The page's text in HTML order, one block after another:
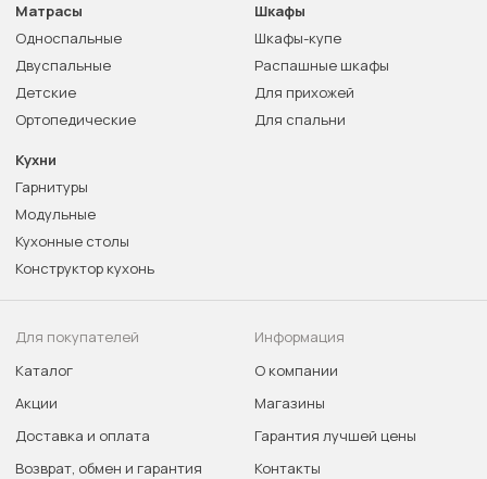
Матрасы
Односпальные
Двуспальные
Детские
Ортопедические
Шкафы
Шкафы-купе
Распашные шкафы
Для прихожей
Для спальни
Кухни
Гарнитуры
Модульные
Кухонные столы
Конструктор кухонь
Для покупателей
Каталог
Акции
Доставка и оплата
Возврат, обмен и гарантия
Информация
О компании
Магазины
Гарантия лучшей цены
Контакты